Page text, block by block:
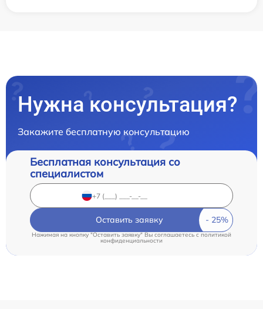
Нужна консультация?
Закажите бесплатную консультацию
Бесплатная консультация со
специалистом
Оставить заявку
Нажимая на кнопку "Оставить заявку" Вы соглашаетесь c политикой
конфиденциальности